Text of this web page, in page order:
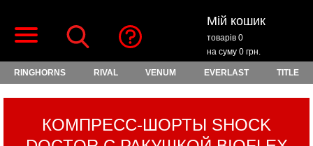
Мій кошик
товарів 0
на суму 0 грн.
RINGHORNS RIVAL VENUM EVERLAST TITLE
КОМПРЕСС-ШОРТЫ SHOCK